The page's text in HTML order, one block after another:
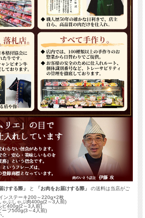
けする際」 と 「お肉をお届けする際」
の送料は当店がご
ンステーキ200～220g×2枚
ゃぶしゃぶ肉400g(2～3人前)
ビ400g(2～3人前)
ーフ500g(3～4人前)